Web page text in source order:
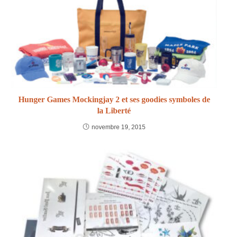
Hunger Games Mockingjay 2 et ses goodies symboles de
la Liberté
novembre 19, 2015